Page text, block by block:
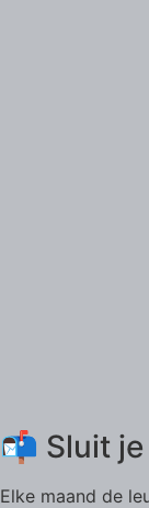
📬 Sluit
Elke maand de